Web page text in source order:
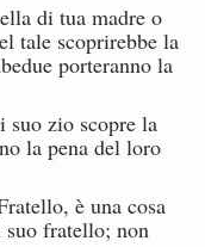
di tua madre o
tale scoprirebbe la
porteranno la
suo zio scopre la
la pena del loro
è una cosa
fratello; non